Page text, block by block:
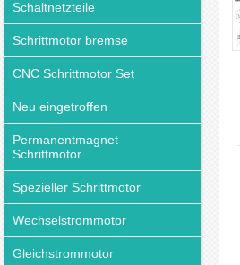
Schaltnetzteile
Schrittmotor bremse
CNC Schrittmotor Set
Neu eingetroffen
Permanentmagnet
Schrittmotor
Spezieller Schrittmotor
Wechselstrommotor
Gleichstrommotor